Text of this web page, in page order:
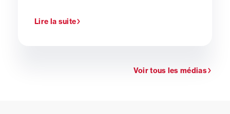
Lire la suite
Voir tous les médias